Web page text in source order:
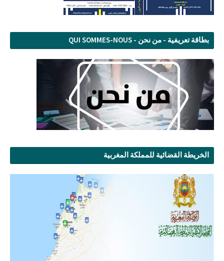
بطاقة تعريفية - من نحن - QUI SOMMES-NOUS
الخريطة القضائية للمملكة المغربية